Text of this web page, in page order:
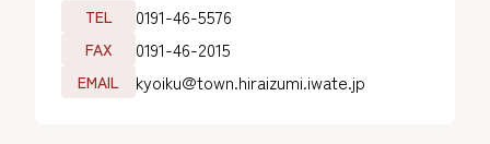
TEL
0191-46-5576
FAX 0191-46-2015
EMAIL kyoiku@town.hiraizumi.iwate.jp